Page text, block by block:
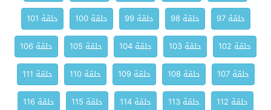
حلقة 97
حلقة 98 حلقة 99 حلقة 100
حلقة 101
حلقة 102
حلقة 103 حلقة 104 حلقة 105
حلقة 106
حلقة 107
حلقة 108 حلقة 109 حلقة 110
حلقة 111
حلقة 112
حلقة 113 حلقة 114 حلقة 115
حلقة 116